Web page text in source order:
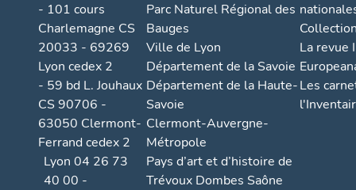
- 101 cours
Charlemagne CS
20033 - 69269
Lyon cedex 2
- 59 bd L. Jouhaux
CS 90706 -
63050 Clermont-
Ferrand cedex 2
Lyon 04 26 73
40 00 -
Parc Naturel Régional des
Bauges
Ville de Lyon
Département de la Savoie
Département de la Haute-
Savoie
Clermont-Auvergne-
Métropole
Pays d’art et d’histoire de
Trévoux Dombes Saône
La revue
Les